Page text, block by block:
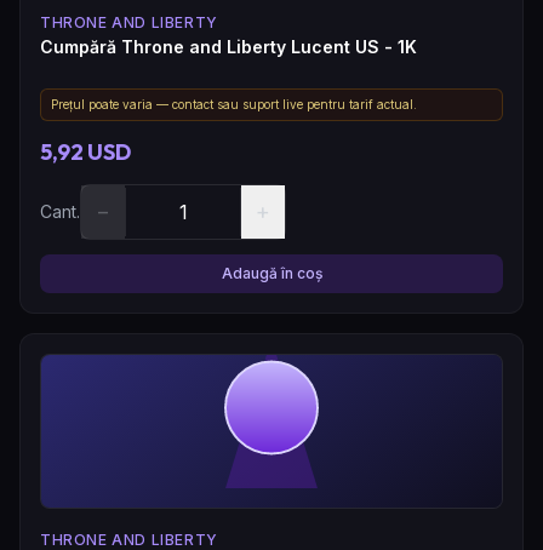
THRONE AND LIBERTY
Cumpără Throne and Liberty Lucent US - 1K
Prețul poate varia — contact sau suport live pentru tarif actual.
5,92 USD
Cant. − +
Adaugă în coș
THRONE AND LIBERTY